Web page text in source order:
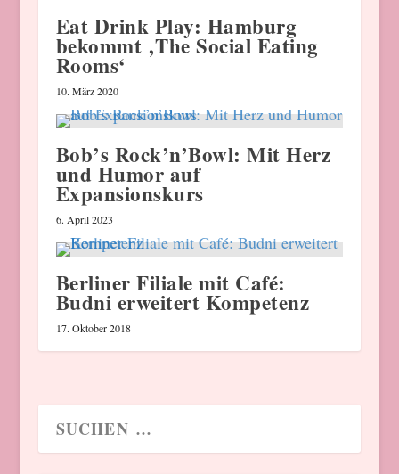
Eat Drink Play: Hamburg
bekommt ‚The Social Eating
Rooms‘
10. März 2020
Bob’s Rock’n’Bowl: Mit Herz
und Humor auf
Expansionskurs
6. April 2023
Berliner Filiale mit Café:
Budni erweitert Kompetenz
17. Oktober 2018